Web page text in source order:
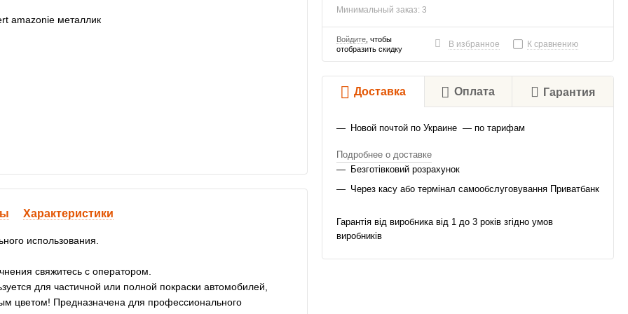
Характеристики
использования.
свяжитесь с оператором.
для частичной или полной покраски автомобилей,
цветом! Предназначена для профессионального
Минимальный заказ: 3
Войдите, чтобы
отобразить скидку
В избранное К сравнению
Доставка Оплата Гарантия
Новой почтой по Украине — по тарифам
Подробнее о доставке
Безготівковий розрахунок
Через касу або термінал самообслуговування Приватбанк
Гарантія від виробника від 1 до 3 років згідно умов
виробників